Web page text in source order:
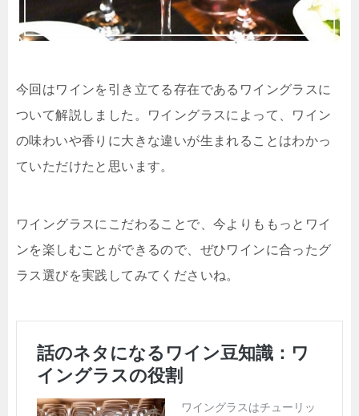
今回はワインを引き立てる存在であるワイングラスに
ついて解説しました。ワイングラスによって、ワイン
の味わいや香りに大きな違いが生まれることはわかっ
ていただけたと思います。
ワイングラスにこだわることで、今よりももっとワイ
ンを楽しむことができるので、ぜひワインに合ったグ
ラス選びを実践してみてくださいね。